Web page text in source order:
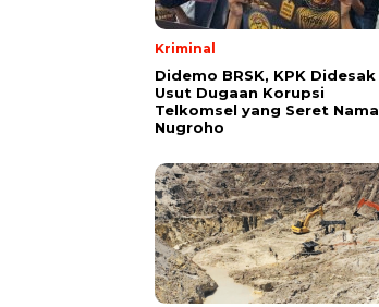
Kriminal
Didemo BRSK, KPK Didesak
Usut Dugaan Korupsi
Telkomsel yang Seret Nama
Nugroho